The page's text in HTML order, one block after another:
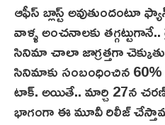
ఆఫీస్ బ్లాస్ట్ అవుతుందంటూ
వాళ్ళ అంచనాలకు తగ్గట్టుగానే..
సినిమా చాలా జాగ్రత్తగా
సినిమాకు సంబంధించిన
టాక్. అయితే.. మార్చి 27న చరణ్
భాగంగా ఈ మూవీ రిలీజ్